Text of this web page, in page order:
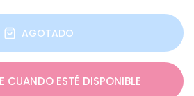
AGOTADO
CUANDO ESTÉ DISPONIBLE